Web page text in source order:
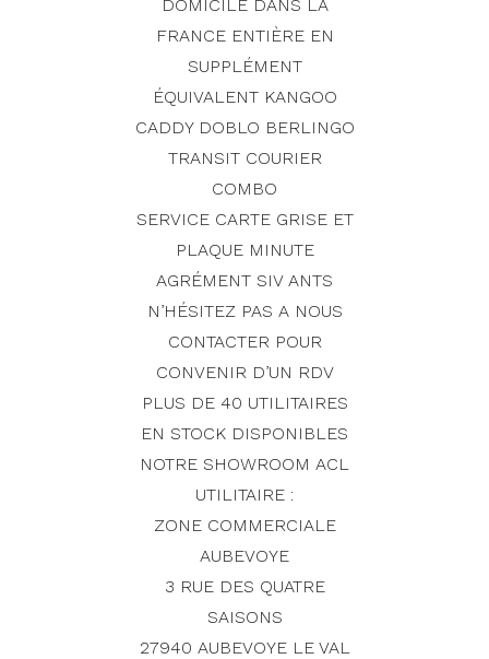
DOMICILE DANS LA
FRANCE ENTIÈRE EN
SUPPLÉMENT
ÉQUIVALENT KANGOO
CADDY DOBLO BERLINGO
TRANSIT COURIER
COMBO
SERVICE CARTE GRISE ET
PLAQUE MINUTE
AGRÉMENT SIV ANTS
N’HÉSITEZ PAS A NOUS
CONTACTER POUR
CONVENIR D’UN RDV
PLUS DE 40 UTILITAIRES
EN STOCK DISPONIBLES
NOTRE SHOWROOM ACL
UTILITAIRE :
ZONE COMMERCIALE
AUBEVOYE
3 RUE DES QUATRE
SAISONS
27940 AUBEVOYE LE VAL